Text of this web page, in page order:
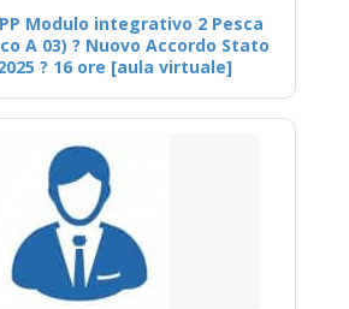
Modulo integrativo 2 Pesca
A 03) ? Nuovo Accordo Stato
? 16 ore [aula virtuale]